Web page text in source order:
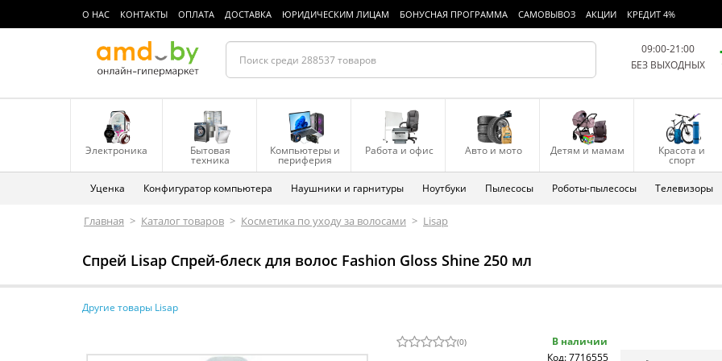
О НАС КОНТАКТЫ ОПЛАТА ДОСТАВКА ЮРИДИЧЕСКИМ ЛИЦАМ БОНУСНАЯ ПРОГРАММА САМОВЫВОЗ АКЦИИ КРЕДИТ 4%
09:00-21:00
БЕЗ ВЫХОДНЫХ
Электроника Бытовая
техника
Компьютеры и
периферия
Работа и офис Авто и мото Детям и мамам Красота и
спорт
Уценка Конфигуратор компьютера Наушники и гарнитуры Ноутбуки Пылесосы Роботы-пылесосы Телевизоры
Главная > Каталог товаров > Косметика по уходу за волосами > Lisap
Спрей Lisap Спрей-блеск для волос Fashion Gloss Shine 250 мл
Другие товары Lisap
(0)
В наличии
Код: 7716555